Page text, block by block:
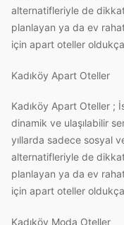
alternatifleriyle de
planlayan ya da ev
için apart oteller
Kadıköy Apart Oteller
Kadıköy Apart Oteller ;
dinamik ve ulaşılabilir
yıllarda sadece sosyal
alternatifleriyle de
planlayan ya da ev
için apart oteller
Kadıköy Moda Oteller